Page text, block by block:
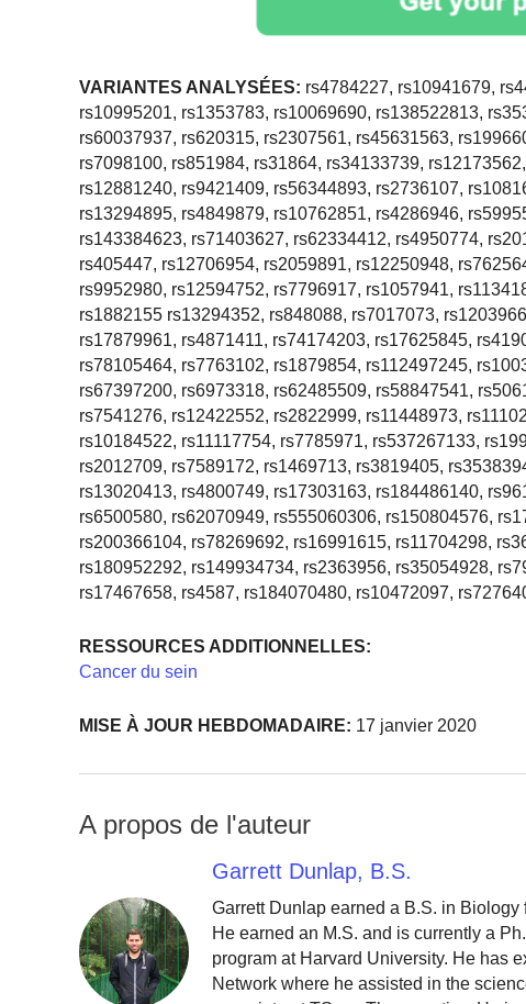
VARIANTES ANALYSÉES: rs4784227, rs10941679,
rs10995201, rs1353783, rs10069690, rs138522813,
rs60037937, rs620315, rs2307561, rs45631563,
rs7098100, rs851984, rs31864, rs34133739,
rs12881240, rs9421409, rs56344893, rs2736107,
rs13294895, rs4849879, rs10762851, rs4286946,
rs143384623, rs71403627, rs62334412, rs4950774,
rs405447, rs12706954, rs2059891, rs12250948,
rs9952980, rs12594752, rs7796917, rs1057941,
rs1882155 rs13294352, rs848088, rs7017073,
rs17879961, rs4871411, rs74174203, rs17625845,
rs78105464, rs7763102, rs1879854, rs112497245,
rs67397200, rs6973318, rs62485509, rs58847541,
rs7541276, rs12422552, rs2822999, rs11448973,
rs10184522, rs11117754, rs7785971, rs537267133,
rs2012709, rs7589172, rs1469713, rs3819405,
rs13020413, rs4800749, rs17303163, rs184486140,
rs6500580, rs62070949, rs555060306, rs150804576,
rs200366104, rs78269692, rs16991615, rs11704298,
rs180952292, rs149934734, rs2363956, rs35054928,
rs17467658, rs4587, rs184070480, rs10472097,
RESSOURCES ADDITIONNELLES:
Cancer du sein
MISE À JOUR HEBDOMADAIRE: 17 janvier 2020
A propos de l'auteur
Garrett Dunlap, B.S.
Garrett Dunlap earned a B.S. in
He earned an M.S. and is currently a
program at Harvard University. He has
Network where he assisted in the